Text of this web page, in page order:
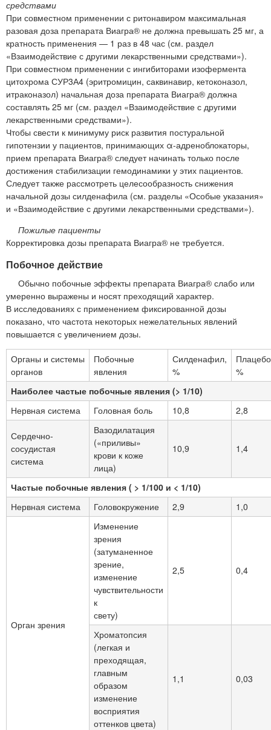
средствами
При совместном применении с ритонавиром максимальная
разовая доза препарата Виагра® не должна превышать 25 мг, а
кратность применения — 1 раз в 48 час (см. раздел
«Взаимодействие с другими лекарственными средствами»).
При совместном применении с ингибиторами изофермента
цитохрома СУР3А4 (эритромицин, саквинавир, кетоконазол,
итраконазол) начальная доза препарата Виагра® должна
составлять 25 мг (см. раздел «Взаимодействие с другими
лекарственными средствами»).
Чтобы свести к минимуму риск развития постуральной
гипотензии у пациентов, принимающих α-адреноблокаторы,
прием препарата Виагра® следует начинать только после
достижения стабилизации гемодинамики у этих пациентов.
Следует также рассмотреть целесообразность снижения
начальной дозы силденафила (см. разделы «Особые указания»
и «Взаимодействие с другими лекарственными средствами»).
Пожилые пациенты
Корректировка дозы препарата Виагра® не требуется.
Побочное действие
Обычно побочные эффекты препарата Виагра® слабо или
умеренно выражены и носят преходящий характер.
В исследованиях с применением фиксированной дозы
показано, что частота некоторых нежелательных явлений
повышается с увеличением дозы.
Органы и системы
органов
Побочные
явления
Силденафил,
%
%
Наиболее частые побочные явления (> 1/10)
Нервная система
Головная боль 10,8 2,8
Сердечно-
сосудистая
система
Вазодилатация
(«приливы»
крови к коже
лица)
10,9 1,4
Частые побочные явления ( > 1/100 и < 1/10)
Нервная система
Головокружение 2,9 1,0
Орган зрения
Изменение
зрения
(затуманенное
зрение,
изменение
чувствительности
к
свету)
2,5 0,4
Хроматопсия
(легкая и
преходящая,
главным
образом
изменение
восприятия
оттенков цвета)
1,1 0,03